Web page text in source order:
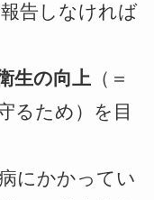
告しなければ
生の向上（＝
るため）を目
にかかってい